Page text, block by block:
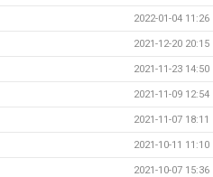
2022-01-04 11:26
2021-12-20 20:15
2021-11-23 14:50
2021-11-09 12:54
2021-11-07 18:11
2021-10-11 11:10
2021-10-07 15:36